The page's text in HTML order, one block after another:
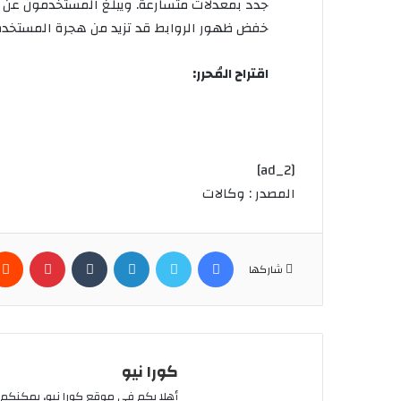
خفض ظهور الروابط قد تزيد من هجرة
اقتراح المُحرر:
[ad_2]
المصدر : وكالات
شاركها
فيسبوك تويتر لينكدإن
كورا نيو
أهلا بكم في موقع كورا نيو،